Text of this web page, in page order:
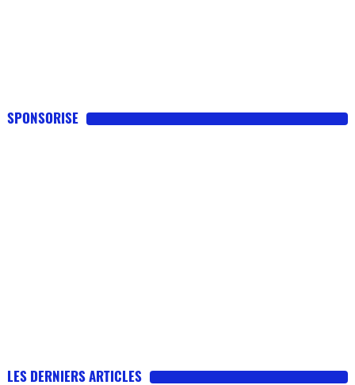
SPONSORISE
LES DERNIERS ARTICLES